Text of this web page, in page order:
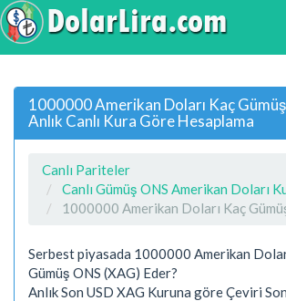
1000000 Amerikan Doları Kaç
Anlık Canlı Kura Göre Hesaplama
Canlı Pariteler
Canlı Gümüş ONS Amerikan Doları
1000000 Amerikan Doları Kaç
Serbest piyasada 1000000 Amerikan
Gümüş ONS (XAG) Eder?
Anlık Son USD XAG Kuruna göre Çeviri